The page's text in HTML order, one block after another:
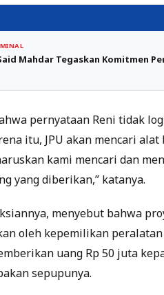
Mahdar Tegaskan Komitmen
pernyataan Reni tidak
itu, JPU akan mencari
kami mencari dan
yang diberikan,” katanya.
menyebut bahwa
oleh kepemilikan
uang Rp 50 juta
sepupunya.